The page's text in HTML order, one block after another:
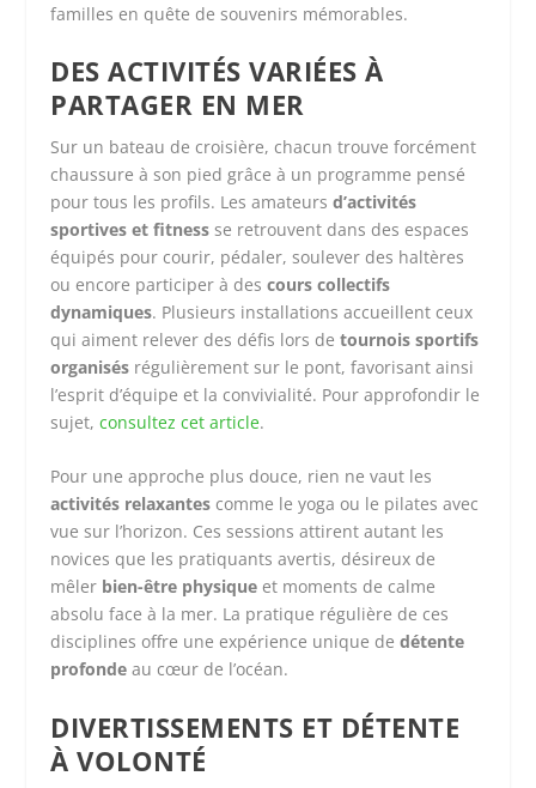
familles en quête de souvenirs mémorables.
DES ACTIVITÉS VARIÉES À
PARTAGER EN MER
Sur un bateau de croisière, chacun trouve forcément
chaussure à son pied grâce à un programme pensé
pour tous les profils. Les amateursd’activités
sportives et fitness se retrouvent dans des espaces
équipés pour courir, pédaler, soulever des haltères
ou encore participer à descours collectifs
dynamiques. Plusieurs installations accueillent ceux
qui aiment relever des défis lors detournois sportifs
organisés régulièrement sur le pont, favorisant ainsi
l’esprit d’équipe et la convivialité. Pour approfondir le
sujet,consultez cet article.
Pour une approche plus douce, rien ne vaut les
activités relaxantes comme le yoga ou le pilates avec
vue sur l’horizon. Ces sessions attirent autant les
novices que les pratiquants avertis, désireux de
mêler bien-être physique et moments de calme
absolu face à la mer. La pratique régulière de ces
disciplines offre une expérience unique dedétente
profonde au cœur de l’océan.
DIVERTISSEMENTS ET DÉTENTE
À VOLONTÉ